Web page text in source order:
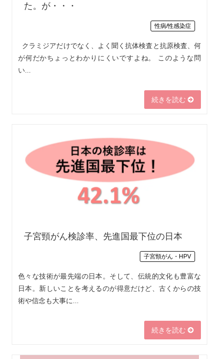
た。が・・・
性病/性感染症
クラミジアだけでなく、よく聞く抗体検査と抗原検査、何
が何だかちょっとわかりにくいですよね。 このような問
い...
続きを読む
子宮頸がん検診率、先進国最下位の日本
子宮頸がん・HPV
色々な技術が最先端の日本。そして、伝統的文化も豊富な
日本。新しいことを考えるのが得意だけど、古くからの技
術や信念も大事に...
続きを読む